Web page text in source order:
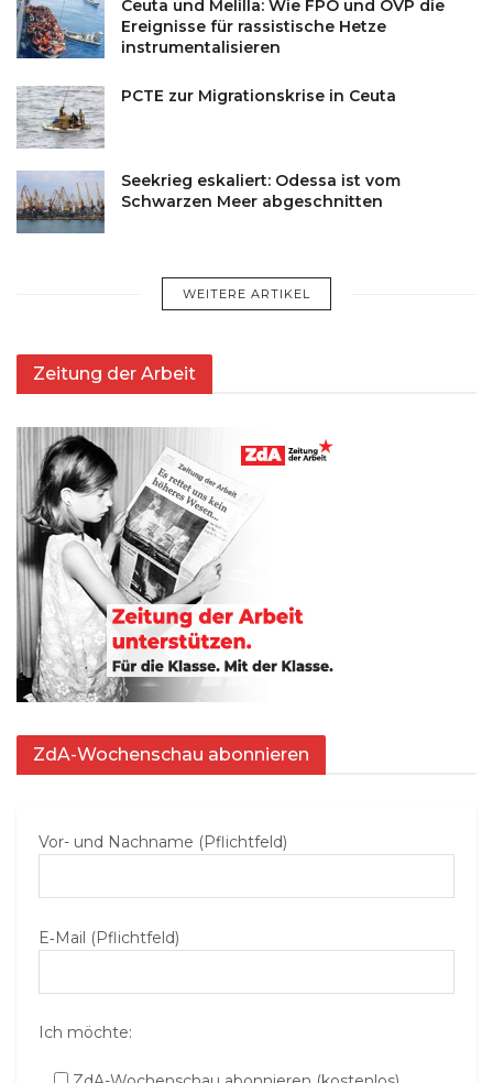
Ceuta und Melilla: Wie FPÖ und ÖVP die
Ereignisse für rassistische Hetze
instrumentalisieren
PCTE zur Migrationskrise in Ceuta
Seekrieg eskaliert: Odessa ist vom
Schwarzen Meer abgeschnitten
WEITERE ARTIKEL
Zeitung der Arbeit
ZdA-Wochenschau abonnieren
Vor- und Nachname (Pflichtfeld)
E‑Mail (Pflichtfeld)
Ich möchte: